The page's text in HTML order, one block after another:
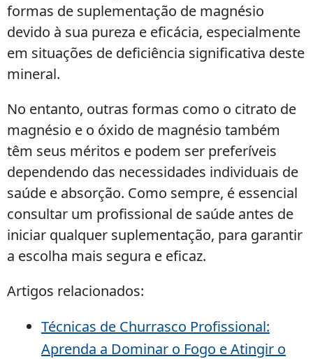
formas de suplementação de magnésio
devido à sua pureza e eficácia, especialmente
em situações de deficiência significativa deste
mineral.
No entanto, outras formas como o citrato de
magnésio e o óxido de magnésio também
têm seus méritos e podem ser preferíveis
dependendo das necessidades individuais de
saúde e absorção. Como sempre, é essencial
consultar um profissional de saúde antes de
iniciar qualquer suplementação, para garantir
a escolha mais segura e eficaz.
Artigos relacionados:
Técnicas de Churrasco Profissional:
Aprenda a Dominar o Fogo e Atingir o